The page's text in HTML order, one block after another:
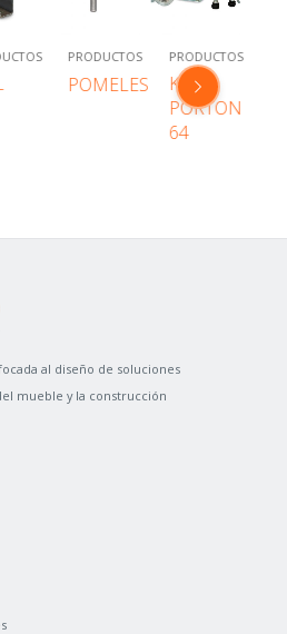
PRODUCTOS
POMELES
PRODUCTOS
KIT
PORTON
64
al diseño de soluciones
mueble y la construcción